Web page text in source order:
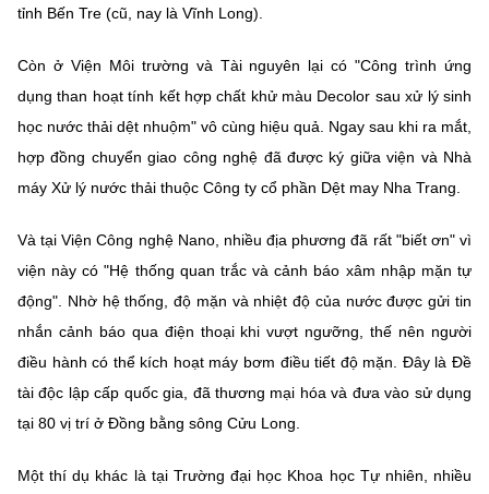
tỉnh Bến Tre (cũ, nay là Vĩnh Long).
Còn ở Viện Môi trường và Tài nguyên lại có "Công trình ứng
dụng than hoạt tính kết hợp chất khử màu Decolor sau xử lý sinh
học nước thải dệt nhuộm" vô cùng hiệu quả. Ngay sau khi ra mắt,
hợp đồng chuyển giao công nghệ đã được ký giữa viện và Nhà
máy Xử lý nước thải thuộc Công ty cổ phần Dệt may Nha Trang.
Và tại Viện Công nghệ Nano, nhiều địa phương đã rất "biết ơn" vì
viện này có "Hệ thống quan trắc và cảnh báo xâm nhập mặn tự
động". Nhờ hệ thống, độ mặn và nhiệt độ của nước được gửi tin
nhắn cảnh báo qua điện thoại khi vượt ngưỡng, thế nên người
điều hành có thể kích hoạt máy bơm điều tiết độ mặn. Đây là Đề
tài độc lập cấp quốc gia, đã thương mại hóa và đưa vào sử dụng
tại 80 vị trí ở Đồng bằng sông Cửu Long.
Một thí dụ khác là tại Trường đại học Khoa học Tự nhiên, nhiều